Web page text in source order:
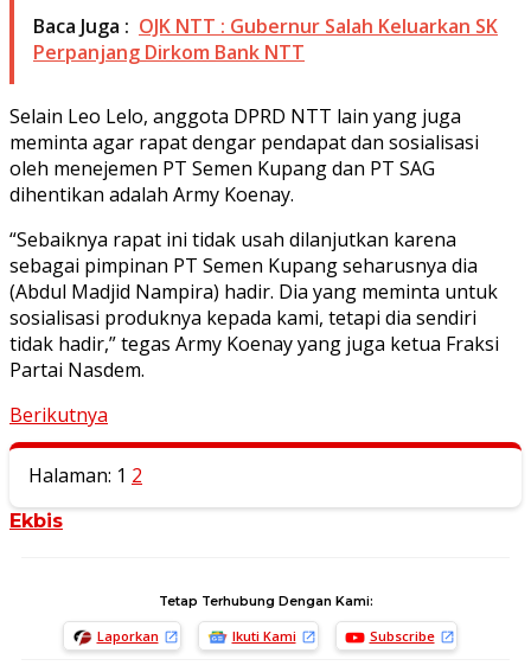
Baca Juga : OJK NTT : Gubernur Salah Keluarkan SK
Perpanjang Dirkom Bank NTT
Selain Leo Lelo, anggota DPRD NTT lain yang juga
meminta agar rapat dengar pendapat dan sosialisasi
oleh menejemen PT Semen Kupang dan PT SAG
dihentikan adalah Army Koenay.
“Sebaiknya rapat ini tidak usah dilanjutkan karena
sebagai pimpinan PT Semen Kupang seharusnya dia
(Abdul Madjid Nampira) hadir. Dia yang meminta untuk
sosialisasi produknya kepada kami, tetapi dia sendiri
tidak hadir,” tegas Army Koenay yang juga ketua Fraksi
Partai Nasdem.
Berikutnya
Halaman: 1 2
Ekbis
Tetap Terhubung Dengan Kami:
Laporkan Ikuti Kami Subscribe